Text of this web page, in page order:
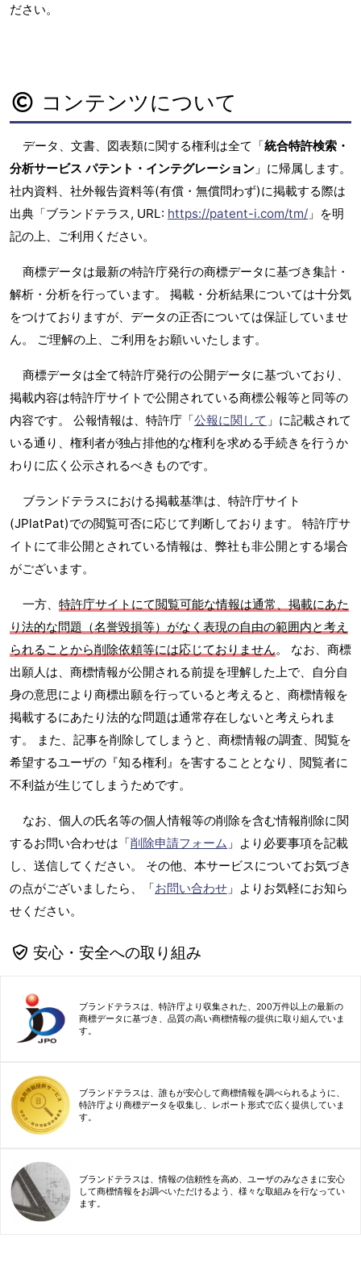
ださい。
コンテンツについて
データ、文書、図表類に関する権利は全て「統合特許検索・
分析サービス パテント・インテグレーション 」に帰属します。
社内資料、社外報告資料等(有償・無償問わず)に掲載する際は
出典「ブランドテラス, URL: https://patent-i.com/tm/ 」を明
記の上、ご利用ください。
商標データは最新の特許庁発行の商標データに基づき集計・
解析・分析を行っています。 掲載・分析結果については十分気
をつけておりますが、データの正否については保証していませ
ん。 ご理解の上、ご利用をお願いいたします。
商標データは全て特許庁発行の公開データに基づいており、
掲載内容は特許庁サイトで公開されている商標公報等と同等の
内容です。 公報情報は、特許庁「公報に関して 」に記載されて
いる通り、権利者が独占排他的な権利を求める手続きを行うか
わりに広く公示されるべきものです。
ブランドテラスにおける掲載基準は、特許庁サイト
(JPlatPat)での閲覧可否に応じて判断しております。 特許庁サ
イトにて非公開とされている情報は、弊社も非公開とする場合
がございます。
一方、 特許庁サイトにて閲覧可能な情報は通常、掲載にあた
り法的な問題（名誉毀損等）がなく表現の自由の範囲内と考え
られることから削除依頼等には応じておりません。 なお、商標
出願人は、商標情報が公開される前提を理解した上で、自分自
身の意思により商標出願を行っていると考えると、商標情報を
掲載するにあたり法的な問題は通常存在しないと考えられま
す。 また、記事を削除してしまうと、商標情報の調査、閲覧を
希望するユーザの『知る権利』を害することとなり、閲覧者に
不利益が生じてしまうためです。
なお、個人の氏名等の個人情報等の削除を含む情報削除に関
するお問い合わせは「削除申請フォーム 」より必要事項を記載
し、送信してください。 その他、本サービスについてお気づき
の点がございましたら、「お問い合わせ 」よりお気軽にお知ら
せください。
安心・安全への取り組み
ブランドテラスは、特許庁より収集された、200万件以上の最新の
商標データに基づき、品質の高い商標情報の提供に取り組んでいま
す。
ブランドテラスは、誰もが安心して商標情報を調べられるように、
特許庁より商標データを収集し、レポート形式で広く提供していま
す。
ブランドテラスは、情報の信頼性を高め、ユーザのみなさまに安心
して商標情報をお調べいただけるよう、様々な取組みを行なってい
ます。